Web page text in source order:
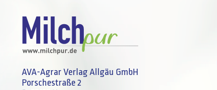
AVA-Agrar Verlag Allgäu GmbH
Porschestraße 2